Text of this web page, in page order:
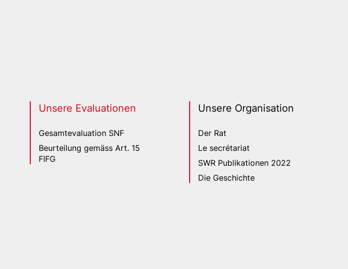
Unsere Evaluationen
Gesamtevaluation SNF
Beurteilung gemäss Art. 15
FIFG
Unsere Organisation
Der Rat
Le secrétariat
SWR Publikationen 2022
Die Geschichte